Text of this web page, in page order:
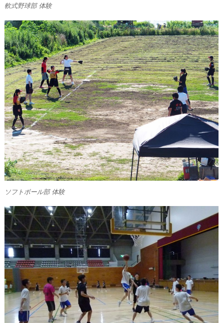
軟式野球部 体験
ソフトボール部 体験